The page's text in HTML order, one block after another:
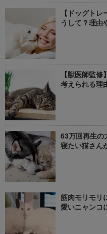
【ドッグト
うして？理
【獣医師監
考えられる理
63万回再生の
寝たい猫さん
筋肉モリモリ
愛いニャンコ